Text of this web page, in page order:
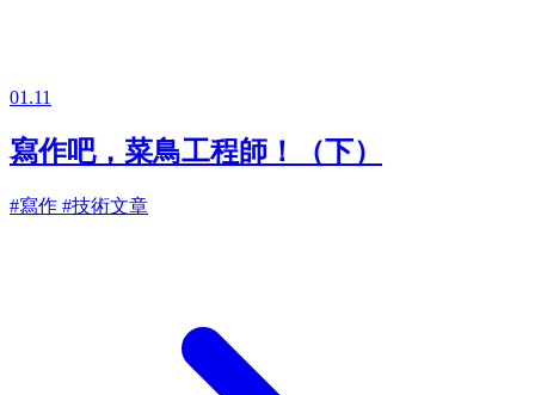
01.11
寫作吧，菜鳥工程師！（下）
#寫作 #技術文章